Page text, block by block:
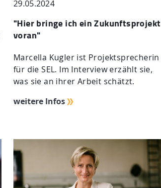
29.05.2024
"Hier bringe ich ein Zukunftsprojekt
voran"
Marcella Kugler ist Projektsprecherin
für die SEL. Im Interview erzählt sie,
was sie an ihrer Arbeit schätzt.
weitere Infos